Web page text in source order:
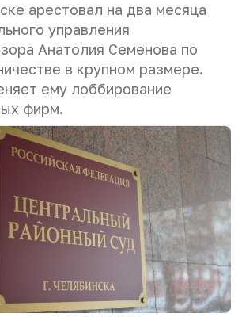
арестовал на два месяца
управления
Анатолия Семенова по
в крупном размере.
ему лоббирование
фирм.